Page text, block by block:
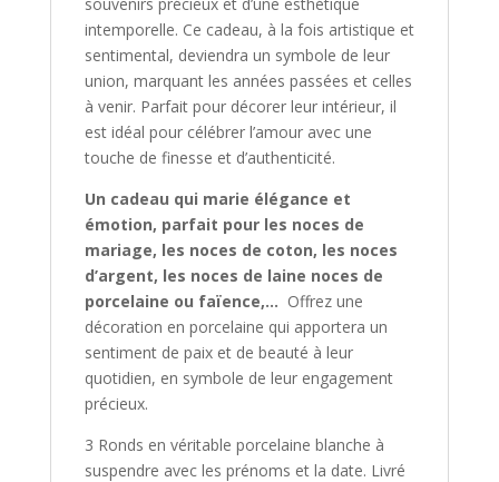
intemporelle. Ce cadeau, à la fois artistique et
sentimental, deviendra un symbole de leur
union, marquant les années passées et celles
à venir. Parfait pour décorer leur intérieur, il
est idéal pour célébrer l’amour avec une
touche de finesse et d’authenticité.
Un cadeau qui marie élégance et
émotion, parfait pour les noces de
mariage, les noces de coton, les noces
d’argent, les noces de laine noces de
porcelaine ou faïence,… Offrez une
décoration en porcelaine qui apportera un
sentiment de paix et de beauté à leur
quotidien, en symbole de leur engagement
précieux.
3 Ronds en véritable porcelaine blanche à
suspendre avec les prénoms et la date. Livré